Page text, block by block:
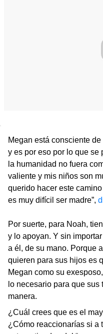
Megan está consciente
y es por eso por lo que se
la humanidad no fuera
valiente y mis niños son
querido hacer este
es muy difícil ser madre”,
Por suerte, para Noah,
y lo apoyan. Y sin
a él, de su mano. Porque
quieren para sus hijos es
Megan como su
lo necesario para que
manera.
¿Cuál crees que es el
¿Cómo reaccionarías si a